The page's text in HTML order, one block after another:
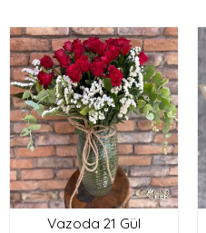
Vazoda 21 Gül